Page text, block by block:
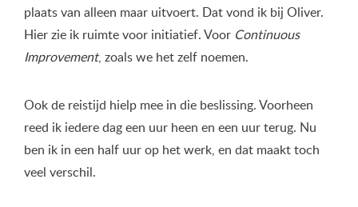
plaats van alleen maar uitvoert. Dat vond ik bij Oliver.
Hier zie ik ruimte voor initiatief. Voor Continuous
Improvement, zoals we het zelf noemen.
Ook de reistijd hielp mee in die beslissing. Voorheen
reed ik iedere dag een uur heen en een uur terug. Nu
ben ik in een half uur op het werk, en dat maakt toch
veel verschil.